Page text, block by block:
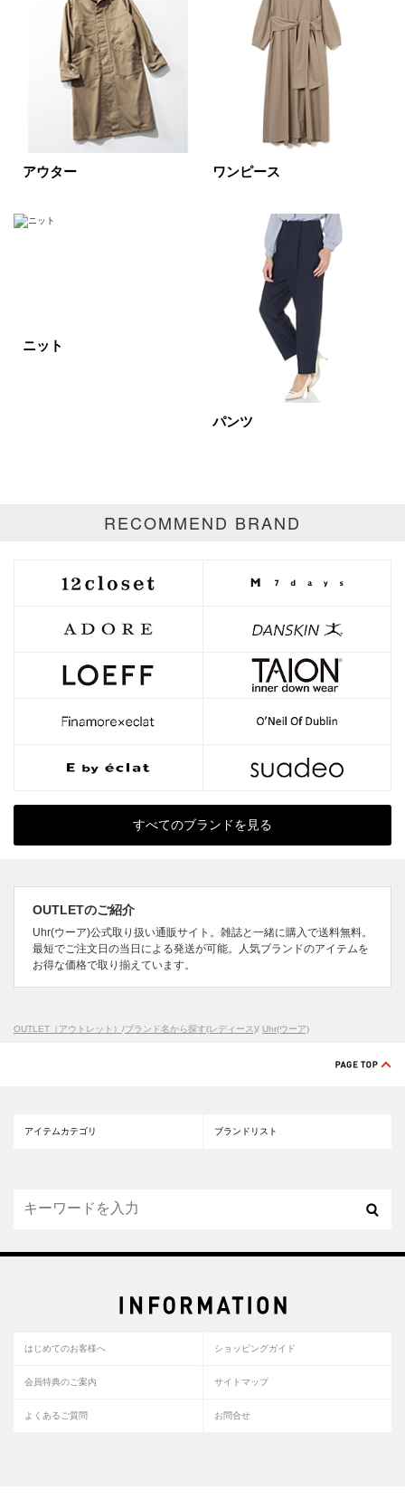
パープル ブルー
ゴールド マルチ
アウター ワンピース
ニット
パンツ
RECOMMEND BRAND
すべてのブランドを見る
OUTLETのご紹介
Uhr(ウーア)公式取り扱い通販サイト。雑誌と一緒に購入で送料無料。
最短でご注文日の当日による発送が可能。人気ブランドのアイテムを
お得な価格で取り揃えています。
OUTLET（アウトレット） /ブランド名から探す(レディース)/ Uhr(ウーア)
アイテムカテゴリ ブランドリスト
はじめてのお客様へ ショッピングガイド
会員特典のご案内 サイトマップ
よくあるご質問 お問合せ